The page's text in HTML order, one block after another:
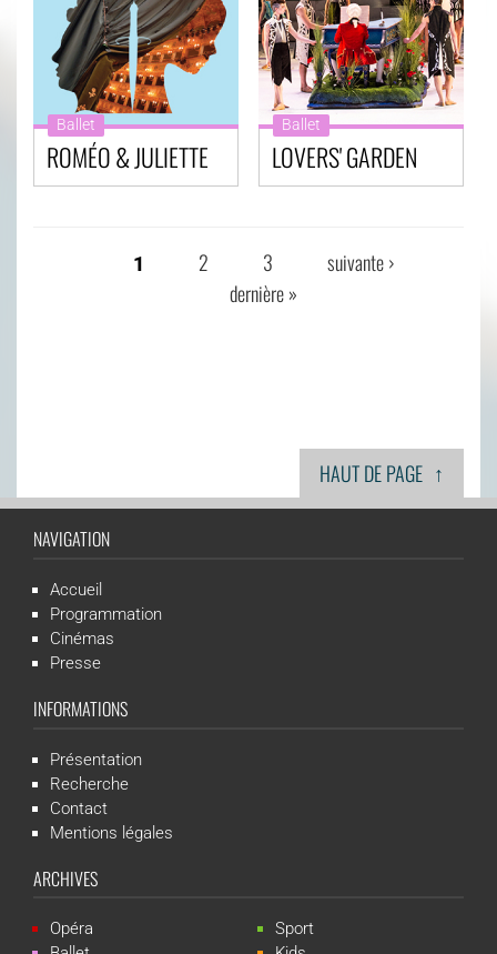
Ballet
ROMÉO & JULIETTE
Ballet
LOVERS' GARDEN
1 2 3
suivante ›
dernière »
HAUT DE PAGE ↑
NAVIGATION
Accueil
Programmation
Cinémas
Presse
INFORMATIONS
Présentation
Recherche
Contact
Mentions légales
ARCHIVES
Opéra
Sport